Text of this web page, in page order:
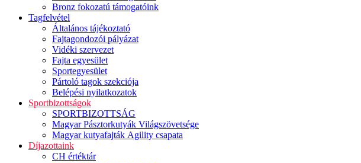
Bronz fokozatú támogatóink
Tagfelvétel
Általános tájékoztató
Fajtagondozói pályázat
Vidéki szervezet
Fajta egyesület
Sportegyesület
Pártoló tagok szekciója
Belépési nyilatkozatok
Sportbizottságok
SPORTBIZOTTSÁG
Magyar Pásztorkutyák Világszövetsége
Magyar kutyafajták Agility csapata
Díjazottaink
CH értéktár